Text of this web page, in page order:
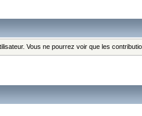
Vous ne pourrez voir que les